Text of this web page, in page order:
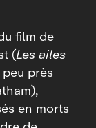
film de
(Les ailes
près
en morts